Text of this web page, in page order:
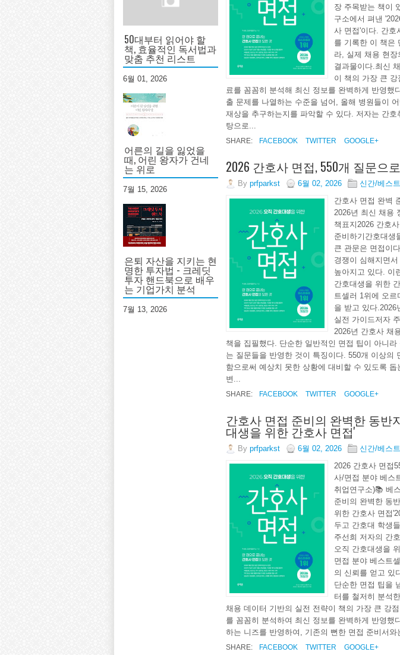
50대부터 읽어야 할
책, 효율적인 독서법과
맞춤 추천 리스트
6월 01, 2026
어른의 길을 잃었을
때, 어린 왕자가 건네
는 위로
7월 15, 2026
은퇴 자산을 지키는 현
명한 투자법 - 크레딧
투자 핸드북으로 배우
는 기업가치 분석
7월 13, 2026
장 주목받는 책이
구소에서 펴낸
사 면접'이다. 간호
를 기록한 이 책은
라, 실제 채용 현
결과물이다.최신
이 책의 가장 큰
료를 꼼꼼히 분석해 최신 정보를 완벽하게 반영했
출 문제를 나열하는 수준을 넘어, 올해 병원들이
재상을 추구하는지를 파악할 수 있다. 저자는 간
탕으로...
SHARE: FACEBOOK TWITTER GOOGLE+
2026 간호사 면접, 550개 질문으
By prfparkst 6월 02, 2026
신간/베스
간호사 면접 완벽
2026년 최신 채용
책표지2026 간호
준비하기간호대생
큰 관문은 면접이
경쟁이 심해지면
높아지고 있다. 이
간호대생을 위한
트셀러 1위에 오
을 받고 있다.2026
실전 가이드저자
2026년 간호사 채
책을 집필했다. 단순한 일반적인 면접 팁이 아니
는 질문들을 반영한 것이 특징이다. 550개 이상의
함으로써 예상치 못한 상황에 대비할 수 있도록
변...
SHARE: FACEBOOK TWITTER GOOGLE+
간호사 면접 준비의 완벽한 동반
대생을 위한 간호사 면접'
By prfparkst 6월 02, 2026
신간/베스
2026 간호사 면접
사/면접 분야 베스
취업연구소)📚 베
준비의 완벽한 동
위한 간호사 면접
두고 간호대 학생
주선희 저자의 간
오직 간호대생을
면접 분야 베스트
의 신뢰를 얻고 있
단순한 면접 팁을
터를 철저히 분석
채용 데이터 기반의 실전 전략이 책의 가장 큰 강
를 꼼꼼히 분석하여 최신 정보를 완벽하게 반영했
하는 니즈를 반영하여, 기존의 뻔한 면접 준비서와
SHARE: FACEBOOK TWITTER GOOGLE+